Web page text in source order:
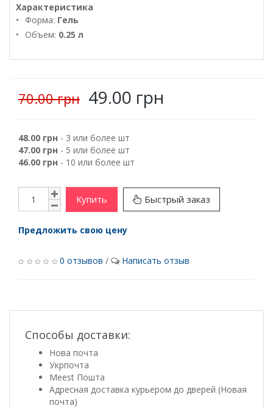
Характеристика
Форма: Гель
Объем: 0.25 л
70.00 грн 49.00 грн
48.00 грн - 3 или более шт
47.00 грн - 5 или более шт
46.00 грн - 10 или более шт
Купить Быстрый заказ
Предложить свою цену
0 отзывов / Написать отзыв
Способы доставки:
Нова почта
Укрпочта
Meest Пошта
Адресная доставка курьером до дверей (Новая
почта)